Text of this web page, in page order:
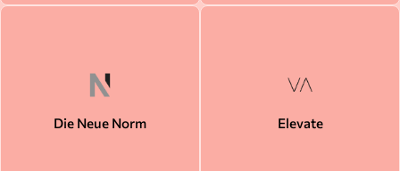
Die Neue Norm Elevate